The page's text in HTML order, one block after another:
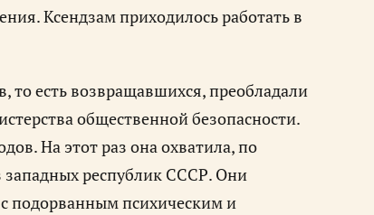
Ксендзам приходилось работать в
то есть возвращавшихся, преобладали
общественной безопасности.
На этот раз она охватила, по
западных республик СССР. Они
подорванным психическим и